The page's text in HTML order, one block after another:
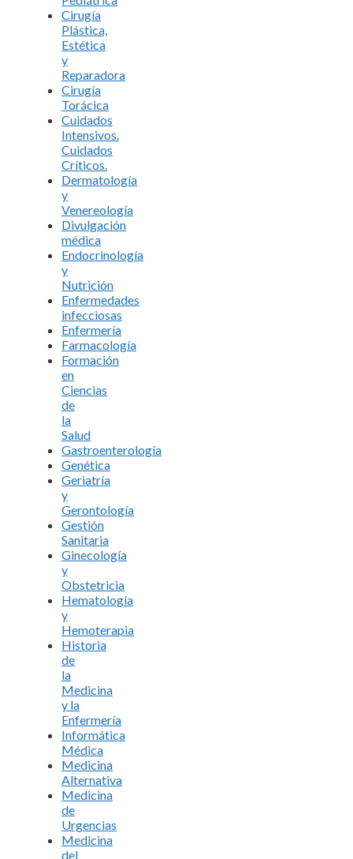
Cirugía
Plástica,
Estética
y
Reparadora
Cirugía
Torácica
Cuidados
Intensivos.
Cuidados
Críticos.
Dermatología
y
Venereología
Divulgación
médica
Endocrinología
y
Nutrición
Enfermedades
infecciosas
Enfermería
Farmacología
Formación
en
Ciencias
de
la
Salud
Gastroenterología
Genética
Geriatría
y
Gerontología
Gestión
Sanitaria
Ginecología
y
Obstetricia
Hematología
y
Hemoterapia
Historia
de
la
Medicina
y la
Enfermería
Informática
Médica
Medicina
Alternativa
Medicina
de
Urgencias
Medicina
del